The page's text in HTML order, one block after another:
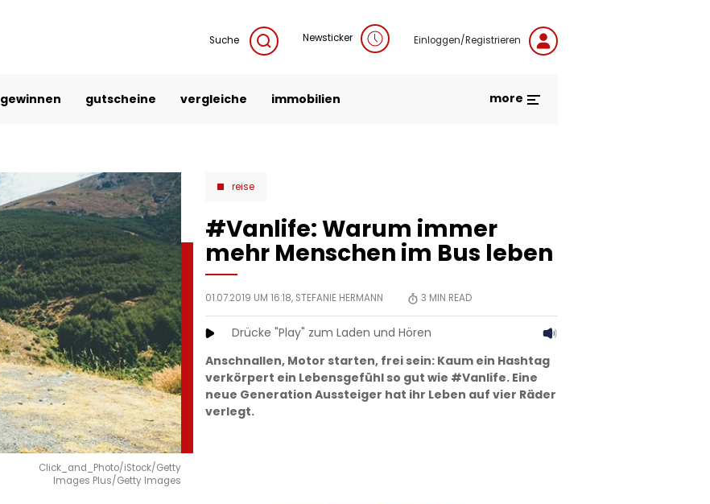
Suche Newsticker Einloggen/Registrieren
gewinnen gutscheine vergleiche immobilien more
Click_and_Photo/iStock/Getty
Images Plus/Getty Images
reise
#Vanlife: Warum immer
mehr Menschen im Bus leben
01.07.2019 UM 16:18, STEFANIE HERMANN 3 MIN READ
Drücke "Play" zum Laden und Hören
Anschnallen, Motor starten, frei sein: Kaum ein Hashtag
verkörpert ein Lebensgefühl so gut wie #Vanlife. Eine
neue Generation Aussteiger hat ihr Leben auf vier Räder
verlegt.